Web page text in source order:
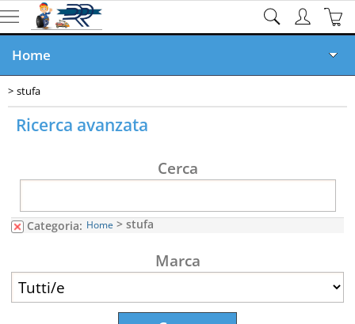
Home
Ricambi online
Veicoli Demoliti
Veicoli in Vendita
Rottamazione GRATIS
stufa
Ricerca avanzata
Cerca
Categoria: Home > stufa
Marca